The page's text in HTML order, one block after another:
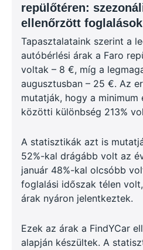
repülőtéren:
ellenőrzött
Tapasztalataink szerint a
autóbérlési árak a Faro
voltak – 8 €, míg a
augusztusban – 25 €. Az
mutatják, hogy a minimum
közötti különbség 213%
A statisztikák azt is
52%-kal drágább volt az
január 48%-kal olcsóbb
foglalási időszak télen
árak nyáron jelentkeztek.
Ezek az árak a FindYCar
alapján készültek. A